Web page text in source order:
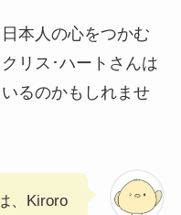
本人の心をつかむ
リス･ハートさんは
るのかもしれませ
、Kiroro